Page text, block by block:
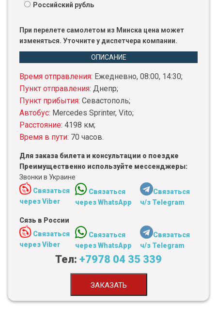
Российский рубль
При перелете самолетом из Минска цена может
изменяться. Уточните у диспетчера компании.
ОПИСАНИЕ
Время отправления: Ежедневно, 08:00, 14:30;
Пункт отправления: Днепр;
Пункт прибытия: Севастополь;
Автобус: Mercedes Sprinter, Vito;
Расстояние: 4198 км;
Время в пути: 70 часов.
Для заказа билета и консультации о поездке
Преимущественно используйте мессенджеры:
Звонки в Украине
Связаться
через Viber
Связаться
через WhatsApp
Связаться
ч/з Telegram
Сязь в России
Связаться
через Viber
Связаться
через WhatsApp
Связаться
ч/з Telegram
Тел: +7978 04 35 339
ЗАКАЗАТЬ